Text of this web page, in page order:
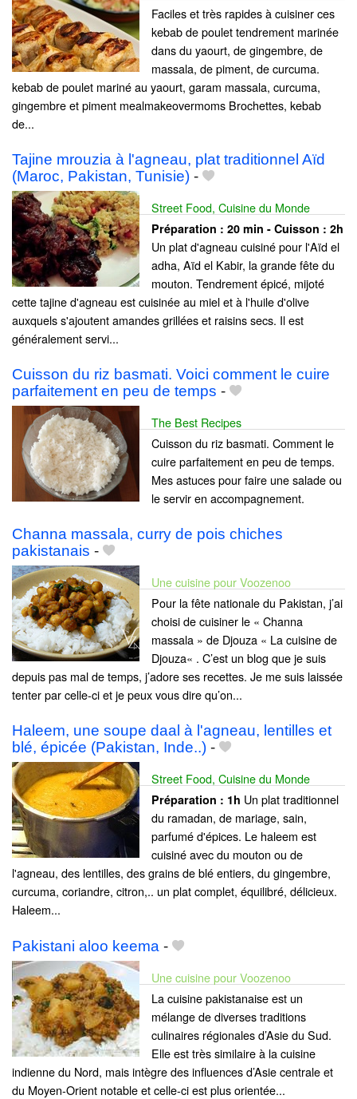
Faciles et très rapides à cuisiner ces
kebab de poulet tendrement marinée
dans du yaourt, de gingembre, de
massala, de piment, de curcuma.
kebab de poulet mariné au yaourt, garam massala, curcuma,
gingembre et piment mealmakeovermoms Brochettes, kebab
de...
Tajine mrouzia à l'agneau, plat traditionnel Aïd
(Maroc, Pakistan, Tunisie) -
Street Food, Cuisine du Monde
Préparation : 20 min - Cuisson : 2h
Un plat d'agneau cuisiné pour l'Aïd el
adha, Aïd el Kabir, la grande fête du
mouton. Tendrement épicé, mijoté
cette tajine d'agneau est cuisinée au miel et à l'huile d'olive
auxquels s'ajoutent amandes grillées et raisins secs. Il est
généralement servi...
Cuisson du riz basmati. Voici comment le cuire
parfaitement en peu de temps -
The Best Recipes
Cuisson du riz basmati. Comment le
cuire parfaitement en peu de temps.
Mes astuces pour faire une salade ou
le servir en accompagnement.
Channa massala, curry de pois chiches
pakistanais -
Une cuisine pour Voozenoo
Pour la fête nationale du Pakistan, j’ai
choisi de cuisiner le « Channa
massala » de Djouza « La cuisine de
Djouza« . C’est un blog que je suis
depuis pas mal de temps, j’adore ses recettes. Je me suis laissée
tenter par celle-ci et je peux vous dire qu’on...
Haleem, une soupe daal à l'agneau, lentilles et
blé, épicée (Pakistan, Inde..) -
Street Food, Cuisine du Monde
Préparation : 1h Un plat traditionnel
du ramadan, de mariage, sain,
parfumé d'épices. Le haleem est
cuisiné avec du mouton ou de
l'agneau, des lentilles, des grains de blé entiers, du gingembre,
curcuma, coriandre, citron,.. un plat complet, équilibré, délicieux.
Haleem...
Pakistani aloo keema -
Une cuisine pour Voozenoo
La cuisine pakistanaise est un
mélange de diverses traditions
culinaires régionales d’Asie du Sud.
Elle est très similaire à la cuisine
indienne du Nord, mais intègre des influences d’Asie centrale et
du Moyen-Orient notable et celle-ci est plus orientée...